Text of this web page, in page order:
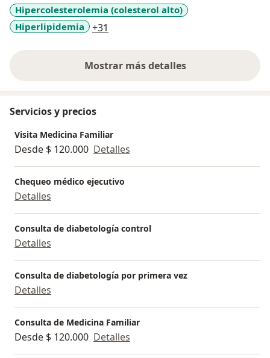
Hipercolesterolemia (colesterol alto)
Hiperlipidemia
+31
Mostrar más detalles
sobre la experiencia
Servicios y precios
Visita Medicina Familiar
Desde $ 120.000 Detalles
Chequeo médico ejecutivo
Detalles
Consulta de diabetología control
Detalles
Consulta de diabetología por primera vez
Detalles
Consulta de Medicina Familiar
Desde $ 120.000 Detalles